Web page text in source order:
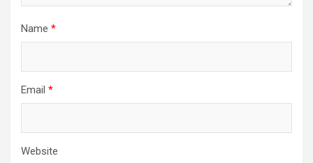
Name *
Email *
Website